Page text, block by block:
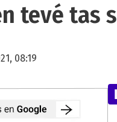
tevé tas
08:19